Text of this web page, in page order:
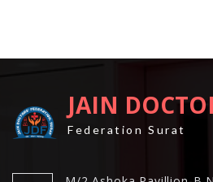
JAIN
Federation Surat